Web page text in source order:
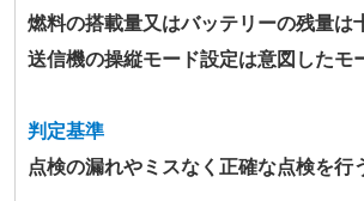
燃料の搭載量又はバッテリーの残量は
送信機の操縦モード設定は意図したモ
判定基準
点検の漏れやミスなく正確な点検を行